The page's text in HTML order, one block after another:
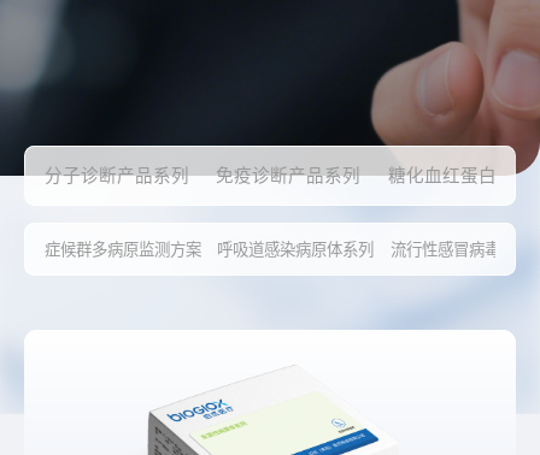
分子诊断产品系列 免疫诊断产品系列 糖化血红蛋白及血
症候群多病原监测方案 呼吸道感染病原体系列 流行性感冒病毒系列